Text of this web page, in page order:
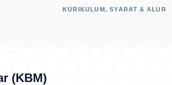
KURIKULUM, SYARAT & ALUR
(KBM)